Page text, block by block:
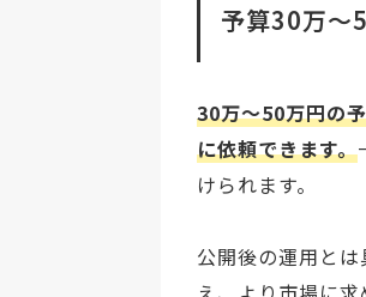
予算30万〜
30万〜50万円の
に依頼できます。
けられます。
公開後の運用と